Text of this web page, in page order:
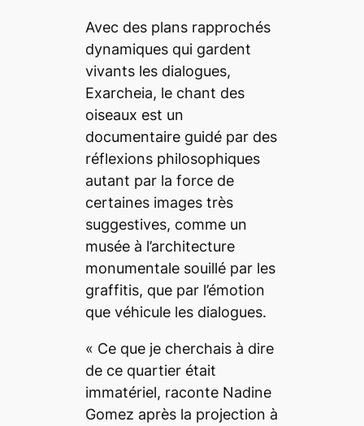
Avec des plans rapprochés
dynamiques qui gardent
vivants les dialogues,
Exarcheia, le chant des
oiseaux est un
documentaire guidé par des
réflexions philosophiques
autant par la force de
certaines images très
suggestives, comme un
musée à l’architecture
monumentale souillé par les
graffitis, que par l’émotion
que véhicule les dialogues.
« Ce que je cherchais à dire
de ce quartier était
immatériel, raconte Nadine
Gomez après la projection à